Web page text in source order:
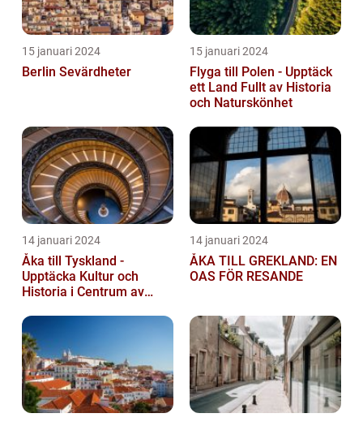
15 januari 2024
Berlin Sevärdheter
15 januari 2024
Flyga till Polen - Upptäck
ett Land Fullt av Historia
och Naturskönhet
14 januari 2024
Åka till Tyskland -
Upptäcka Kultur och
Historia i Centrum av
14 januari 2024
ÅKA TILL GREKLAND: EN
OAS FÖR RESANDE